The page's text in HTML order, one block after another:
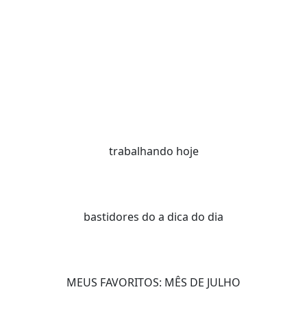
trabalhando hoje
bastidores do a dica do dia
MEUS FAVORITOS: MÊS DE JULHO